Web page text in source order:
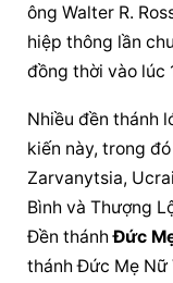
ông Walter R.
hiệp thông lần
đồng thời vào lúc
Nhiều đền thánh
kiến này, trong
Zarvanytsia,
Bình và Thượng
Đền thánh Đức
thánh Đức Mẹ Nữ